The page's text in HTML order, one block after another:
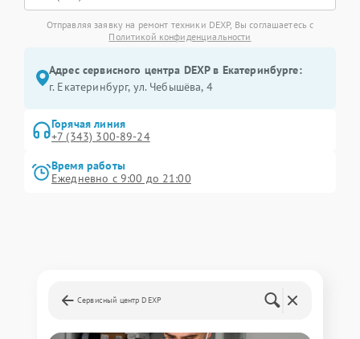
Отправляя заявку на ремонт техники DEXP, Вы соглашаетесь с
Политикой конфиденциальности
Адрес сервисного центра DEXP в Екатеринбурге:
г. Екатеринбург, ул. Чебышёва, 4
Горячая линия
+7 (343) 300-89-24
Время работы
Ежедневно с 9:00 до 21:00
Сервисный центр DEXP